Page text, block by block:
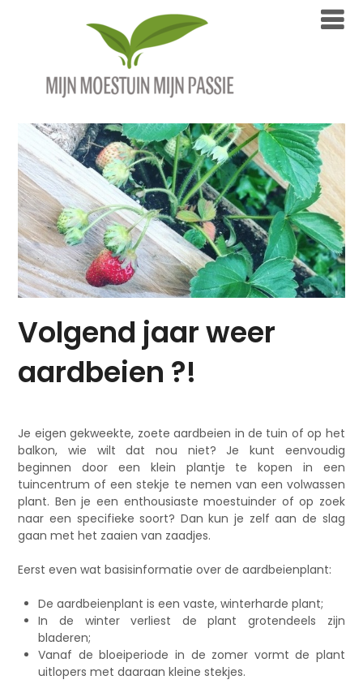
Volgend jaar weer
aardbeien ?!
Je eigen gekweekte, zoete aardbeien in de tuin of op het
balkon, wie wilt dat nou niet? Je kunt eenvoudig
beginnen door een klein plantje te kopen in een
tuincentrum of een stekje te nemen van een volwassen
plant. Ben je een enthousiaste moestuinder of op zoek
naar een specifieke soort? Dan kun je zelf aan de slag
gaan met het zaaien van zaadjes.
Eerst even wat basisinformatie over de aardbeienplant:
De aardbeienplant is een vaste, winterharde plant;
In de winter verliest de plant grotendeels zijn
bladeren;
Vanaf de bloeiperiode in de zomer vormt de plant
uitlopers met daaraan kleine stekjes.